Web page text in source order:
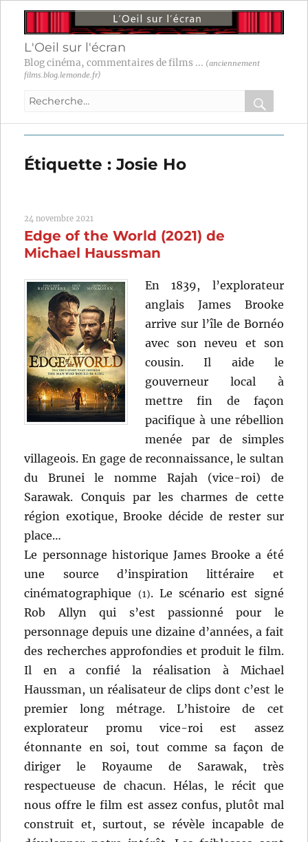
L'Oeil sur l'écran
Blog cinéma, commentaires de films ... (anciennement
films.blog.lemonde.fr)
Recherche
:
OK
Étiquette :Josie Ho
24 novembre 2021
Edge of the World (2021) de
Michael Haussman
En 1839, l’explorateur
anglais James Brooke
arrive sur l’île de Bornéo
avec son neveu et son
cousin. Il aide le
gouverneur local à
mettre fin de façon
pacifique à une rébellion
menée par de simples
villageois. En gage de reconnaissance, le sultan
du Brunei le nomme Rajah (vice-roi) de
Sarawak. Conquis par les charmes de cette
région exotique, Brooke décide de rester sur
place…
Le personnage historique James Brooke a été
une source d’inspiration littéraire et
cinématographique
(1). Le scénario est signé
Rob Allyn qui s’est passionné pour le
personnage depuis une dizaine d’années, a fait
des recherches approfondies et produit le film.
Il en a confié la réalisation à Michael
Haussman, un réalisateur de clips dont c’est le
premier long métrage. L’histoire de cet
explorateur promu vice-roi est assez
étonnante en soi, tout comme sa façon de
diriger le Royaume de Sarawak, très
respectueuse de chacun. Hélas, le récit que
nous offre le film est assez confus, plutôt mal
construit et, surtout, se révèle incapable de